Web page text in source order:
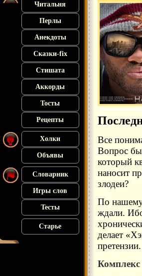
Читальня
Перлы
Анекдоты
Сказки-fix
Стишата
Аккорды
Тосты
Рецепты
Холки
Объявы
Словарник
Игры слов
Тесты
Старье
Все
Вопрос
который
наносит
злодеи?
По
ждали.
делает
претензии.